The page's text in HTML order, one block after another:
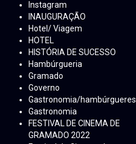
Instagram
INAUGURAÇÃO
Hotel/ Viagem
HOTEL
HISTÓRIA DE SUCESSO
Hambúrgueria
Gramado
Governo
Gastronomia/hambúrgueres
Gastronomia
FESTIVAL DE CINEMA DE
GRAMADO 2022